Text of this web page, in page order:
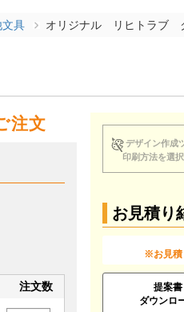
文具 オリジナル リヒトラブ
注文
注文数
デザイン作成
印刷方法を選
お見積り
※お見積
提案書
ダウンロ